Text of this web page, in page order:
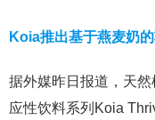
Koia推出基于燕麦奶
据外媒昨日报道，天
应性饮料系列Koia